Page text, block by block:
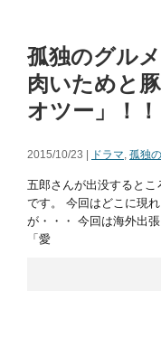
孤独のグル
肉いためと
オツー」！！
2015/10/23 | ドラマ, 孤独
五郎さんが出没すると
です。 今回はどこに現
が・・・ 今回は海外出
「愛